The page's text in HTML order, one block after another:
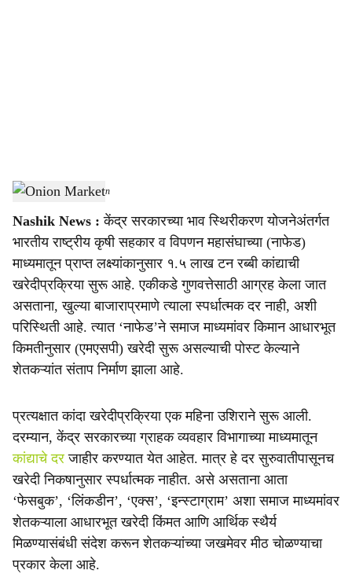
a
r
e
Onion Market - Agrowon
Nashik News : केंद्र सरकारच्या भाव स्थिरीकरण योजनेअंतर्गत
भारतीय राष्ट्रीय कृषी सहकार व विपणन महासंघाच्या (नाफेड)
माध्यमातून प्राप्त लक्ष्यांकानुसार १.५ लाख टन रब्बी कांद्याची
खरेदीप्रक्रिया सुरू आहे. एकीकडे गुणवत्तेसाठी आग्रह केला जात
असताना, खुल्या बाजाराप्रमाणे त्याला स्पर्धात्मक दर नाही, अशी
परिस्थिती आहे. त्यात ‘नाफेड’ने समाज माध्यमांवर किमान आधारभूत
किमतीनुसार (एमएसपी) खरेदी सुरू असल्याची पोस्ट केल्याने
शेतकऱ्यांत संताप निर्माण झाला आहे.
प्रत्यक्षात कांदा खरेदीप्रक्रिया एक महिना उशिराने सुरू आली.
दरम्यान, केंद्र सरकारच्या ग्राहक व्यवहार विभागाच्या माध्यमातून
कांद्याचे दर जाहीर करण्यात येत आहेत. मात्र हे दर सुरुवातीपासूनच
खरेदी निकषानुसार स्पर्धात्मक नाहीत. असे असताना आता
‘फेसबुक’, ‘लिंकडीन’, ‘एक्स’, ‘इन्स्टाग्राम’ अशा समाज माध्यमांवर
शेतकऱ्याला आधारभूत खरेदी किंमत आणि आर्थिक स्थैर्य
मिळण्यासंबंधी संदेश करून शेतकऱ्यांच्या जखमेवर मीठ चोळण्याचा
प्रकार केला आहे.